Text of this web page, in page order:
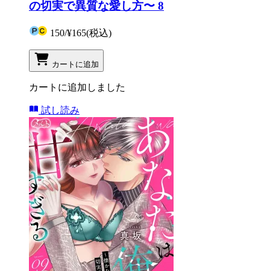
の切実で異質な愛し方〜 8
150/¥165(税込)
カートに追加
カートに追加しました
試し読み